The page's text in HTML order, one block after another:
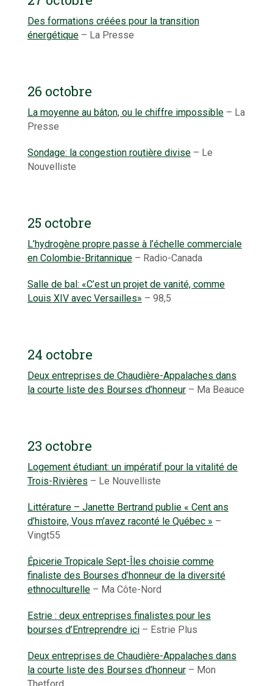
Des formations créées pour la transition
énergétique – La Presse
26 octobre
La moyenne au bâton, ou le chiffre impossible – La
Presse
Sondage: la congestion routière divise – Le
Nouvelliste
25 octobre
L’hydrogène propre passe à l’échelle commerciale
en Colombie-Britannique – Radio-Canada
Salle de bal: «C’est un projet de vanité, comme
Louis XIV avec Versailles» – 98,5
24 octobre
Deux entreprises de Chaudière-Appalaches dans
la courte liste des Bourses d’honneur – Ma Beauce
23 octobre
Logement étudiant: un impératif pour la vitalité de
Trois-Rivières – Le Nouvelliste
Littérature – Janette Bertrand publie « Cent ans
d’histoire, Vous m’avez raconté le Québec » –
Vingt55
Épicerie Tropicale Sept-Îles choisie comme
finaliste des Bourses d’honneur de la diversité
ethnoculturelle – Ma Côte-Nord
Estrie : deux entreprises finalistes pour les
bourses d’Entreprendre ici – Estrie Plus
Deux entreprises de Chaudière-Appalaches dans
la courte liste des Bourses d’honneur – Mon